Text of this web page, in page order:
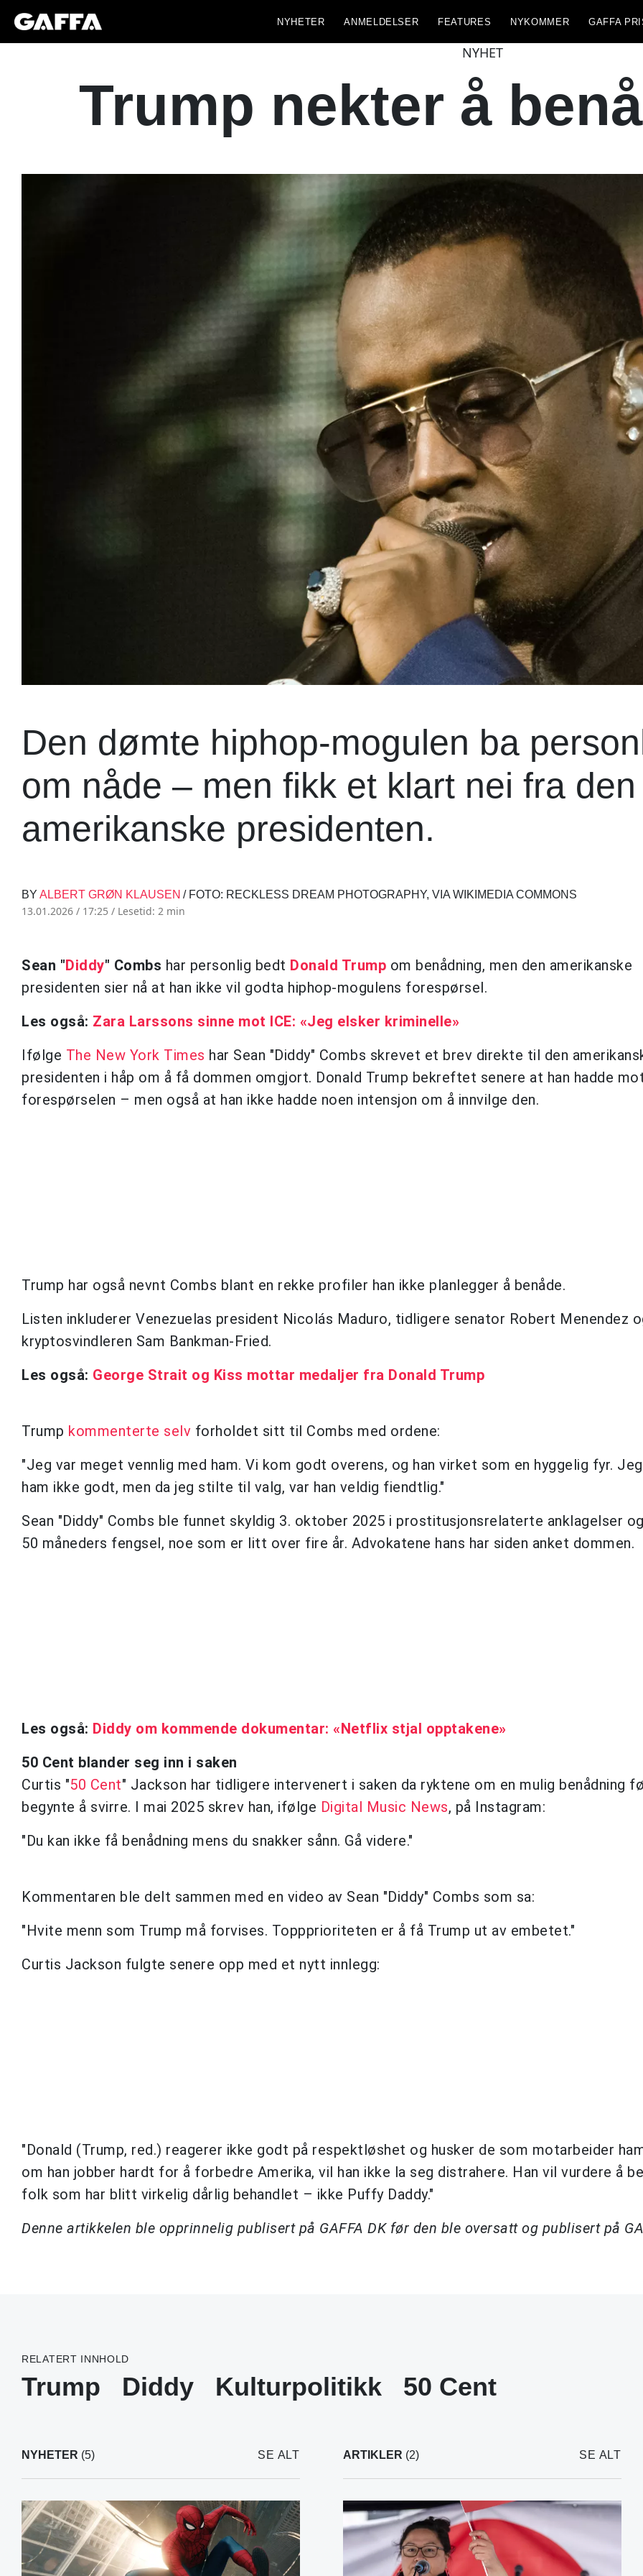
NYHETER ANMELDELSER FEATURES NYKOMMER GAFFA
NYHET
Trump nekter å
Den dømte hiphop-mogulen ba
om nåde – men fikk et klart nei fra den
amerikanske presidenten.
BY ALBERT GRØN KLAUSEN / FOTO: RECKLESS DREAM PHOTOGRAPHY, VIA WIKIMEDIA COMMONS
13.01.2026 / 17:25 / Lesetid: 2 min
Sean "Diddy" Combs har personlig bedt Donald Trump om benådning, men den amerikanske
presidenten sier nå at han ikke vil godta hiphop-mogulens forespørsel.
Les også: Zara Larssons sinne mot ICE: «Jeg elsker kriminelle»
Ifølge The New York Times har Sean "Diddy" Combs skrevet et brev direkte til den
presidenten i håp om å få dommen omgjort. Donald Trump bekreftet senere at han hadde
forespørselen – men også at han ikke hadde noen intensjon om å innvilge den.
Trump har også nevnt Combs blant en rekke profiler han ikke planlegger å benåde.
Listen inkluderer Venezuelas president Nicolás Maduro, tidligere senator Robert Menendez
kryptosvindleren Sam Bankman-Fried.
Les også: George Strait og Kiss mottar medaljer fra Donald Trump
Trump kommenterte selv forholdet sitt til Combs med ordene:
"Jeg var meget vennlig med ham. Vi kom godt overens, og han virket som en hyggelig fyr.
ham ikke godt, men da jeg stilte til valg, var han veldig fiendtlig."
Sean "Diddy" Combs ble funnet skyldig 3. oktober 2025 i prostitusjonsrelaterte anklagelser
50 måneders fengsel, noe som er litt over fire år. Advokatene hans har siden anket dommen.
Les også: Diddy om kommende dokumentar: «Netflix stjal opptakene»
50 Cent blander seg inn i saken
Curtis "50 Cent" Jackson har tidligere intervenert i saken da ryktene om en mulig benådning
begynte å svirre. I mai 2025 skrev han, ifølge Digital Music News, på Instagram:
"Du kan ikke få benådning mens du snakker sånn. Gå videre."
Kommentaren ble delt sammen med en video av Sean "Diddy" Combs som sa:
"Hvite menn som Trump må forvises. Toppprioriteten er å få Trump ut av embetet."
Curtis Jackson fulgte senere opp med et nytt innlegg:
"Donald (Trump, red.) reagerer ikke godt på respektløshet og husker de som motarbeider
om han jobber hardt for å forbedre Amerika, vil han ikke la seg distrahere. Han vil vurdere å
folk som har blitt virkelig dårlig behandlet – ikke Puffy Daddy."
Denne artikkelen ble opprinnelig publisert på GAFFA DK før den ble oversatt og publisert på
RELATERT INNHOLD
Trump Diddy Kulturpolitikk 50 Cent
NYHETER (5) SE ALT ARTIKLER (2) SE ALT